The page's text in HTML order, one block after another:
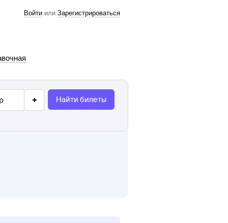
Войти или Зарегистрироваться
Найти билеты